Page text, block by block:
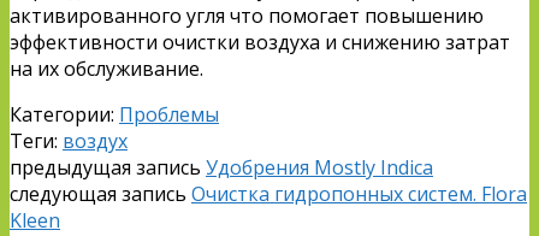
активированного угля что помогает повышению
эффективности очистки воздуха и снижению затрат
на их обслуживание.
Категории: Проблемы
Теги: воздух
предыдущая запись Удобрения Mostly Indica
следующая запись Очистка гидропонных систем. Flora
Kleen